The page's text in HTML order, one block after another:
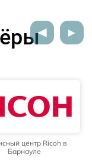
центр Ricoh в
Барнауле